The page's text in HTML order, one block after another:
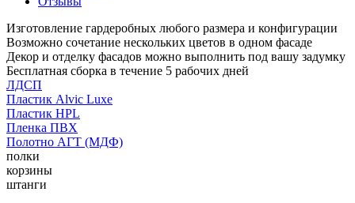
Изготовление гардеробных любого размера и конфигурации
Возможно сочетание нескольких цветов в одном фасаде
Декор и отделку фасадов можно выполнить под вашу задумку
Бесплатная сборка в течение 5 рабочих дней
ЛДСП
Пластик Alvic Luxe
Пластик HPL
Пленка ПВХ
Полотно АГТ (МДФ)
полки
корзины
штанги